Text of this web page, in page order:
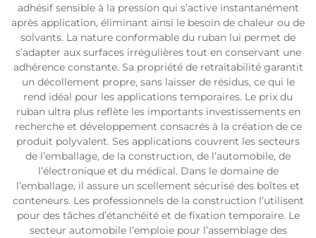
adhésif sensible à la pression qui s’active instantanément
après application, éliminant ainsi le besoin de chaleur ou de
solvants. La nature conformable du ruban lui permet de
s’adapter aux surfaces irrégulières tout en conservant une
adhérence constante. Sa propriété de retraitabilité garantit
un décollement propre, sans laisser de résidus, ce qui le
rend idéal pour les applications temporaires. Le prix du
ruban ultra plus reflète les importants investissements en
recherche et développement consacrés à la création de ce
produit polyvalent. Ses applications couvrent les secteurs
de l’emballage, de la construction, de l’automobile, de
l’électronique et du médical. Dans le domaine de
l’emballage, il assure un scellement sécurisé des boîtes et
conteneurs. Les professionnels de la construction l’utilisent
pour des tâches d’étanchéité et de fixation temporaire. Le
secteur automobile l’emploie pour l’assemblage des